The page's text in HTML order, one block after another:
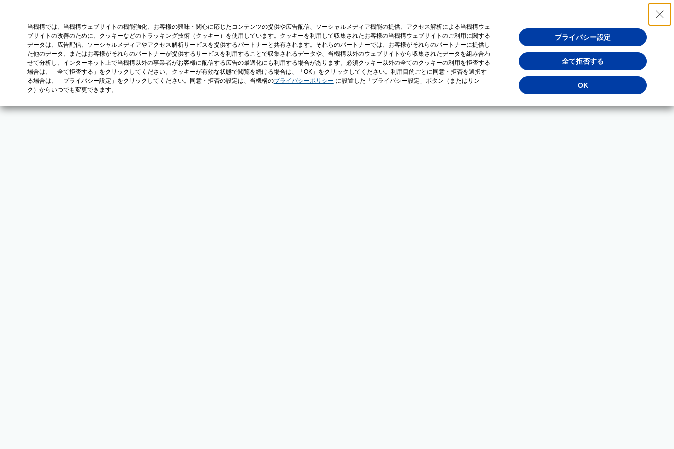
当機構では、当機構ウェブサイトの機能強化、お客様の興味・関心に応じたコンテンツの提供や広告配信、ソーシャルメディア機能の提供、アクセス解析による当機構ウェ
ブサイトの改善のために、クッキーなどのトラッキング技術（クッキー）を使用しています。クッキーを利用して収集されたお客様の当機構ウェブサイトのご利用に関する
データは、広告配信、ソーシャルメディアやアクセス解析サービスを提供するパートナーと共有されます。それらのパートナーでは、お客様がそれらのパートナーに提供し
た他のデータ、またはお客様がそれらのパートナーが提供するサービスを利用することで収集されるデータや、当機構以外のウェブサイトから収集されたデータを組み合わ
せて分析し、インターネット上で当機構以外の事業者がお客様に配信する広告の最適化にも利用する場合があります。必須クッキー以外の全てのクッキーの利用を拒否する
場合は、「全て拒否する」をクリックしてください。クッキーが有効な状態で閲覧を続ける場合は、「OK」をクリックしてください。利用目的ごとに同意・拒否を選択す
る場合は、「プライバシー設定」をクリックしてください。同意・拒否の設定は、当機構のプライバシーポリシー に設置した「プライバシー設定」ボタン（またはリン
ク）からいつでも変更できます。
プライバシー設定
全て拒否する
OK